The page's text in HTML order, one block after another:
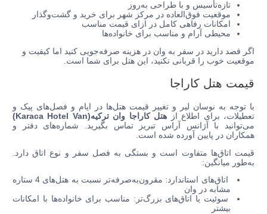
تازه‌تأسیس و با طراحی به‌روز
موقعیت فوق‌العاده در مرکز شهر برای خرید و گشت‌وگذار
امکانات رفاهی کامل در ازای قیمت مناسب
محیطی آرام و مناسب برای خانواده‌ها
اگر قصد دارید در سفر به وان در هزینه صرفه‌جویی کنید اما کیفیت و
موقعیت خوب را قربانی نکنید، این هتل برای شما است.
قیمت هتل کاراجا
با توجه به نوسان لیر و تغییر قیمت هتل‌ها در ایام و فصل‌های پیک و
تعطیلات، برای اطلاع از هتل کاراجا وان ترکیه(Karaca Hotel Van)
می‌توانید با آژانس آراس تبریز تماس بگیرید. شماره‌های دفتر و
همکاران در پایین آورده شده است.
قیمت اتاق‌ها متفاوت است و بستگی به فصل سفر و نوع اتاق دارد.
به‌طور میانگین:
اتاق‌های استاندارد: مقرون‌به‌صرفه‌تر نسبت به هتل‌های 4 ستاره
مشابه در وان
سوئیت یا اتاق‌های بزرگ‌تر: مناسب برای خانواده‌ها با امکانات
بیشتر